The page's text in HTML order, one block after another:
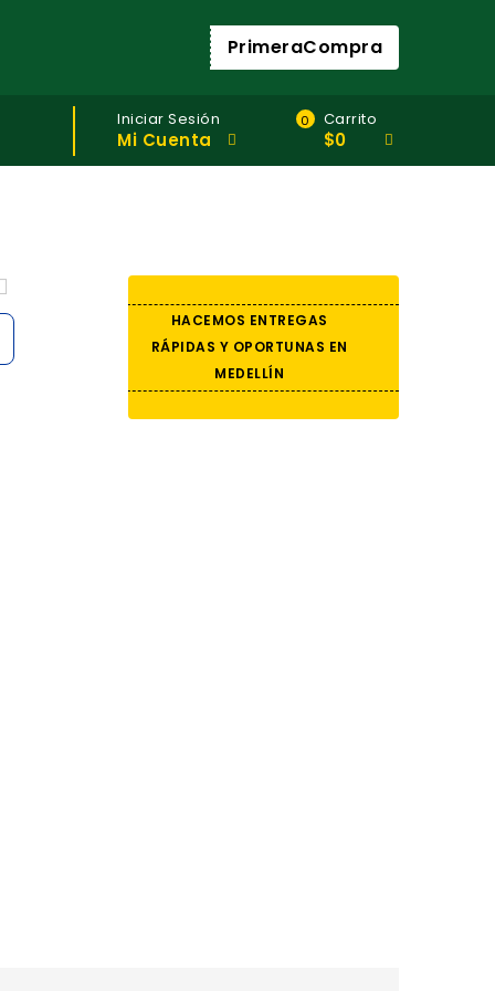
PrimeraCompra
Iniciar Sesión
Mi Cuenta
0 Carrito
$0
HACEMOS ENTREGAS
RÁPIDAS Y OPORTUNAS EN
MEDELLÍN